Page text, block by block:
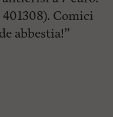
Comici
abbestia!”